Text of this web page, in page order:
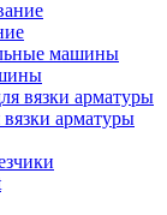
машины
арматуры